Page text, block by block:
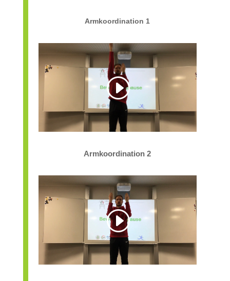
Armkoordination 1
Armkoordination 2